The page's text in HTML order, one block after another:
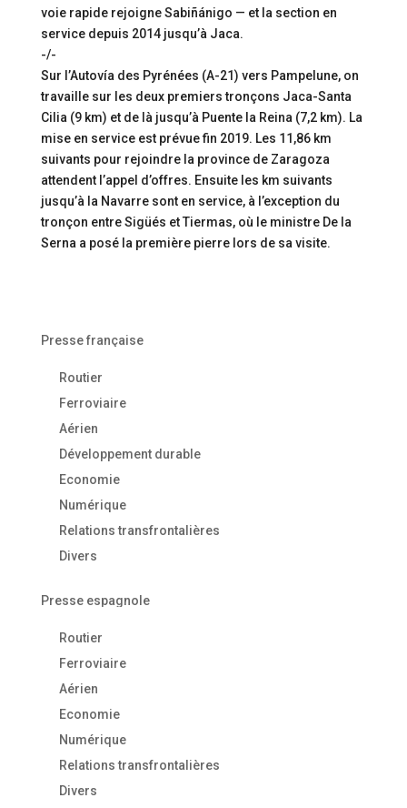
voie rapide rejoigne Sabiñánigo — et la section en
service depuis 2014 jusqu’à Jaca.
-/-
Sur l’Autovía des Pyrénées (A-21) vers Pampelune, on
travaille sur les deux premiers tronçons Jaca-Santa
Cilia (9 km) et de là jusqu’à Puente la Reina (7,2 km). La
mise en service est prévue fin 2019. Les 11,86 km
suivants pour rejoindre la province de Zaragoza
attendent l’appel d’offres. Ensuite les km suivants
jusqu’à la Navarre sont en service, à l’exception du
tronçon entre Sigüés et Tiermas, où le ministre De la
Serna a posé la première pierre lors de sa visite.
Presse française
Routier
Ferroviaire
Aérien
Développement durable
Economie
Numérique
Relations transfrontalières
Divers
Presse espagnole
Routier
Ferroviaire
Aérien
Economie
Numérique
Relations transfrontalières
Divers